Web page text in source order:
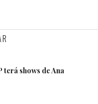
terá shows de Ana